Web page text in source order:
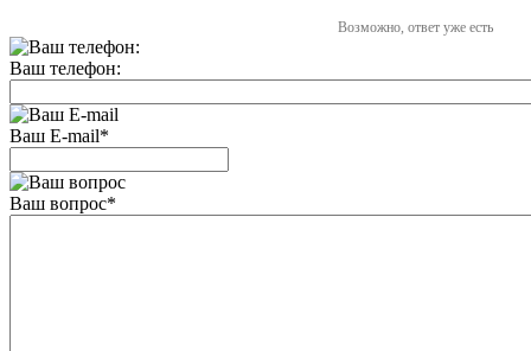
Возможно, ответ уже есть
Ваш телефон:
Ваш E-mail*
Ваш вопрос*